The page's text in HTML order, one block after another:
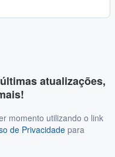
atualizações,
momento utilizando o link
de Privacidade para